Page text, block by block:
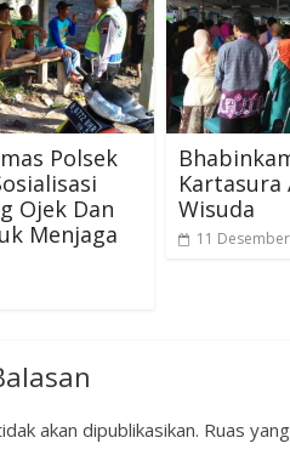
Polsek
Ojek Dan
Menjaga
Kartasura
Wisuda
11
akan dipublikasikan. Ruas